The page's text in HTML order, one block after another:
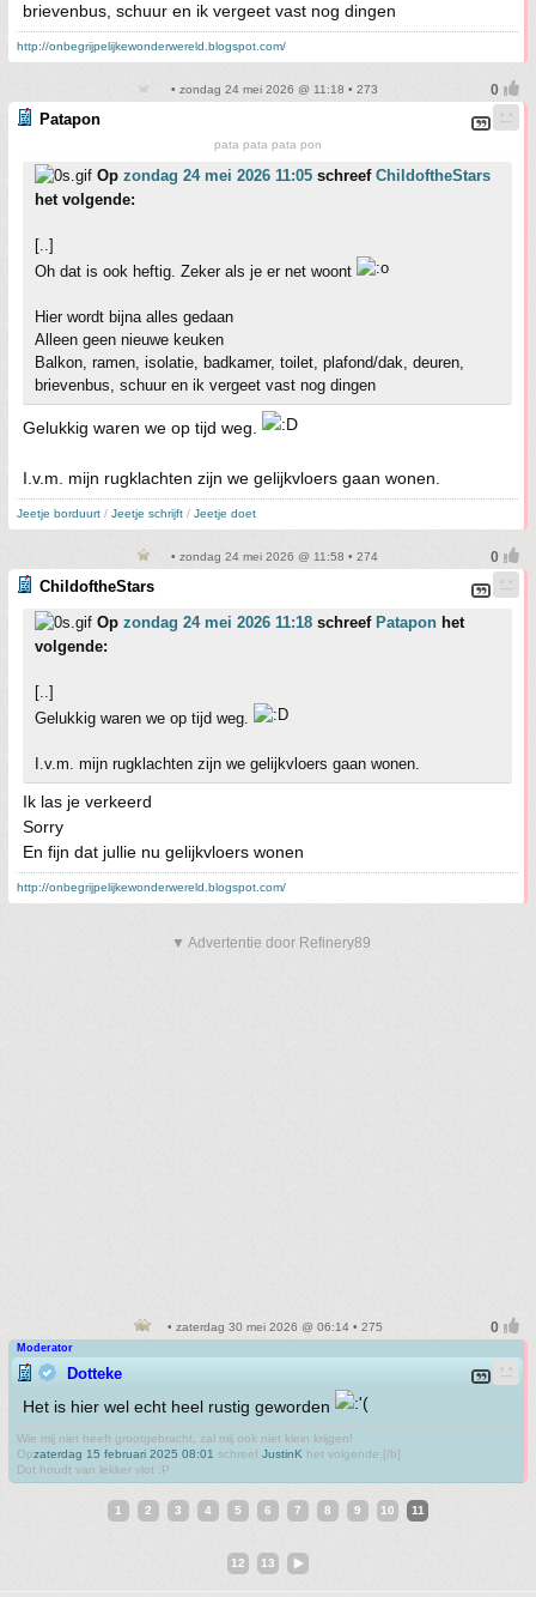
brievenbus, schuur en ik vergeet vast nog dingen
http://onbegrijpelijkewonderwereld.blogspot.com/
• zondag 24 mei 2026 @ 11:18 • 273
Patapon
pata pata pata pon
Op zondag 24 mei 2026 11:05 schreef ChildoftheStars
het volgende:
[..]
Oh dat is ook heftig. Zeker als je er net woont
Hier wordt bijna alles gedaan
Alleen geen nieuwe keuken
Balkon, ramen, isolatie, badkamer, toilet, plafond/dak, deuren,
brievenbus, schuur en ik vergeet vast nog dingen
Gelukkig waren we op tijd weg.
I.v.m. mijn rugklachten zijn we gelijkvloers gaan wonen.
Jeetje borduurt / Jeetje schrijft / Jeetje doet
• zondag 24 mei 2026 @ 11:58 • 274
ChildoftheStars
Op zondag 24 mei 2026 11:18 schreef Patapon het
volgende:
[..]
Gelukkig waren we op tijd weg.
I.v.m. mijn rugklachten zijn we gelijkvloers gaan wonen.
Ik las je verkeerd
Sorry
En fijn dat jullie nu gelijkvloers wonen
http://onbegrijpelijkewonderwereld.blogspot.com/
▼ Advertentie door Refinery89
• zaterdag 30 mei 2026 @ 06:14 • 275
Moderator
Dotteke
Het is hier wel echt heel rustig geworden
Wie mij niet heeft grootgebracht, zal mij ook niet klein krijgen!
Opzaterdag 15 februari 2025 08:01 schreef JustinK het volgende:[/b]
Dot houdt van lekker vlot :P
1 2 3 4 5 6 7 8 9 10 11
12 13